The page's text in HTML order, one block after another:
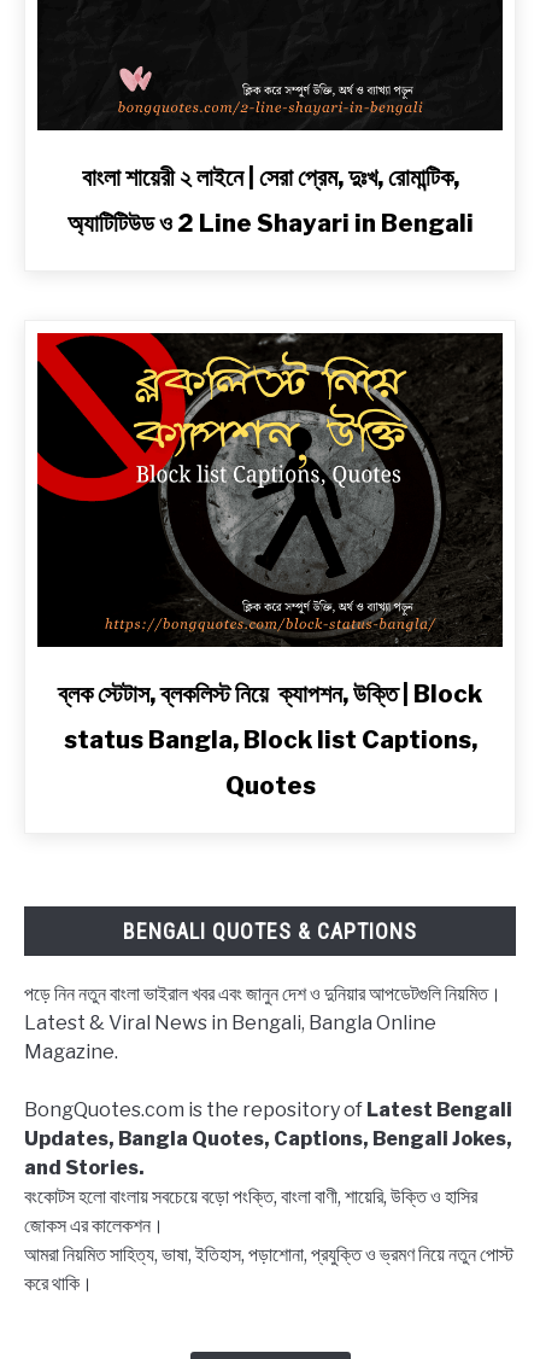
সেরা
প্রেম,
রোমান্টিক,
অ্যাটিটিউড
বাংলা শায়েরী ২ লাইনে | সেরা প্রেম, দুঃখ, রোমান্টিক,
অ্যাটিটিউড ও 2 Line Shayari in Bengali
link
Bangla,
Block
list
Quotes
ব্লক স্টেটাস, ব্লকলিস্ট নিয়ে ক্যাপশন, উক্তি | Block
status Bangla, Block list Captions,
Quotes
BENGALI QUOTES & CAPTIONS
পড়ে নিন নতুন বাংলা ভাইরাল খবর এবং জানুন দেশ ও দুনিয়ার আপডেটগুলি নিয়মিত।
Latest & Viral News in Bengali, Bangla Online
Magazine.
BongQuotes.com is the repository of Latest Bengali
Updates, Bangla Quotes, Captions, Bengali Jokes,
and Stories.
বংকোটস হলো বাংলায় সবচেয়ে বড়ো পংক্তি, বাংলা বাণী, শায়েরি, উক্তি ও হাসির
জোকস এর কালেকশন।
আমরা নিয়মিত সাহিত্য, ভাষা, ইতিহাস, পড়াশোনা, প্রযুক্তি ও ভ্রমণ নিয়ে নতুন পোস্ট
করে থাকি।